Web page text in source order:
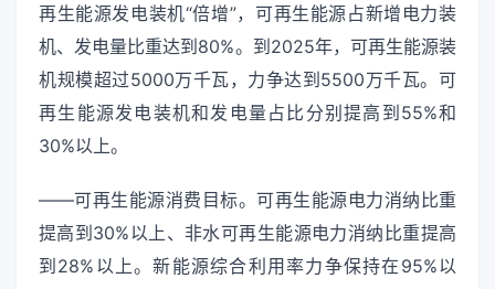
再生能源发电装机“倍增”，可再生能源占新增电力装
机、发电量比重达到80%。到2025年，可再生能源装
机规模超过5000万千瓦，力争达到5500万千瓦。可
再生能源发电装机和发电量占比分别提高到55%和
30%以上。
——可再生能源消费目标。可再生能源电力消纳比重
提高到30%以上、非水可再生能源电力消纳比重提高
到28%以上。新能源综合利用率力争保持在95%以